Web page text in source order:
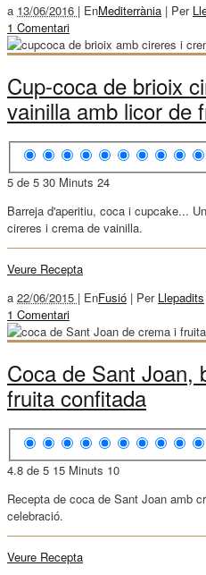
a 13/06/2016 | EnMediterrània | Per
1 Comentari
Cup-coca de brioix
vainilla amb licor de
5 de 5 30 Minuts 24
Barreja d'aperitiu, coca i cupcake...
cireres i crema de vainilla.
Veure Recepta
a 22/06/2015 | EnFusió | Per Llepadits
1 Comentari
Coca de Sant Joan,
fruita confitada
4.8 de 5 15 Minuts 10
Recepta de coca de Sant Joan amb
celebració.
Veure Recepta